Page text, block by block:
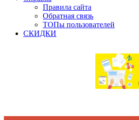
Правила сайта
Обратная связь
ТОПы пользователей
СКИДКИ